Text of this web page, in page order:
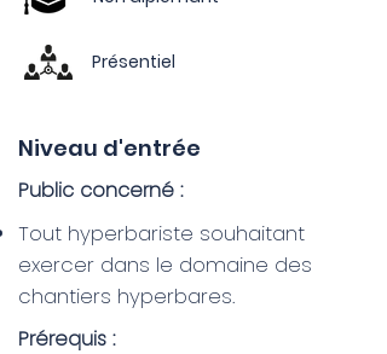
Présentiel
Niveau d'entrée
Public concerné :
Tout hyperbariste souhaitant
exercer dans le domaine des
chantiers hyperbares.
Prérequis :